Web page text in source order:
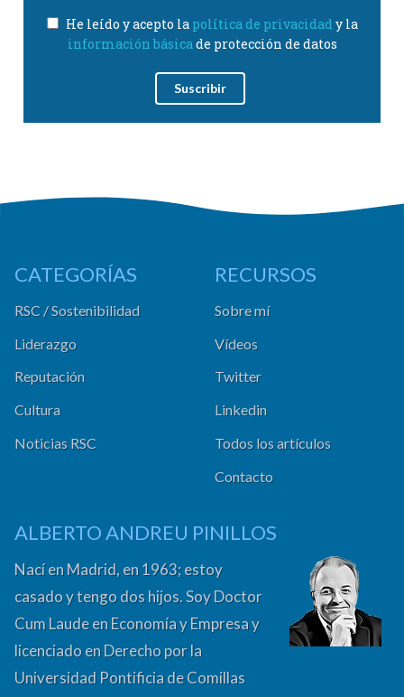
He leído y acepto la política de privacidad y la
información básicade protección de datos
CATEGORÍAS
RSC / Sostenibilidad
Liderazgo
Reputación
Cultura
Noticias RSC
RECURSOS
Sobre mí
Vídeos
Twitter
Linkedin
Todos los artículos
Contacto
ALBERTO ANDREU PINILLOS
Nací en Madrid, en 1963; estoy
casado y tengo dos hijos. Soy Doctor
Cum Laude en Economía y Empresa y
licenciado en Derecho por la
Universidad Pontificia de Comillas